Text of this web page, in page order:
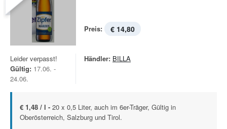
Preis: € 14,80
Leider verpasst!
Gültig: 17.06. -
24.06.
Händler: BILLA
€ 1,48 / l - 20 x 0,5 Liter, auch im 6er-Träger, Gültig in
Oberösterreich, Salzburg und Tirol.